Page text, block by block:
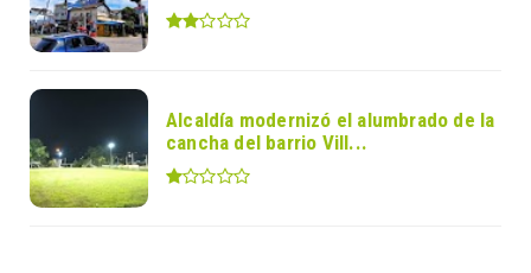
Alcaldía modernizó el alumbrado de la
cancha del barrio Vill...